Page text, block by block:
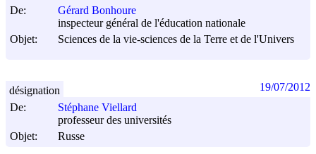
De:
Gérard Bonhoure
inspecteur général de l'éducation nationale
Objet:
Sciences de la vie-sciences de la Terre et de l'Univers
De:
Stéphane Viellard
professeur des universités
Objet:
Russe
désignation 19/07/2012